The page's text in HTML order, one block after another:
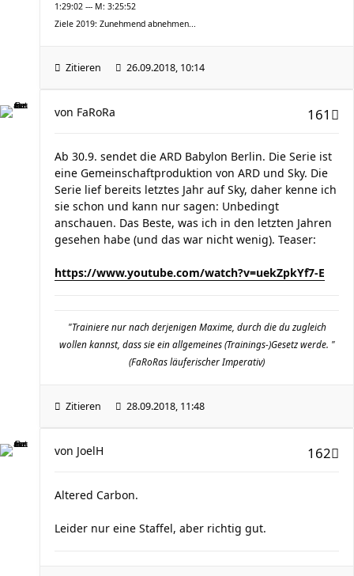
1:29:02 --- M: 3:25:52
Ziele 2019: Zunehmend abnehmen...
Zitieren 26.09.2018, 10:14
161
von FaRoRa
Ab 30.9. sendet die ARD Babylon Berlin. Die Serie ist
eine Gemeinschaftproduktion von ARD und Sky. Die
Serie lief bereits letztes Jahr auf Sky, daher kenne ich
sie schon und kann nur sagen: Unbedingt
anschauen. Das Beste, was ich in den letzten Jahren
gesehen habe (und das war nicht wenig). Teaser:
https://www.youtube.com/watch?v=uekZpkYf7-E
"Trainiere nur nach derjenigen Maxime, durch die du zugleich
wollen kannst, dass sie ein allgemeines (Trainings-)Gesetz werde. "
(FaRoRas läuferischer Imperativ)
Zitieren 28.09.2018, 11:48
162
von JoelH
Altered Carbon.
Leider nur eine Staffel, aber richtig gut.